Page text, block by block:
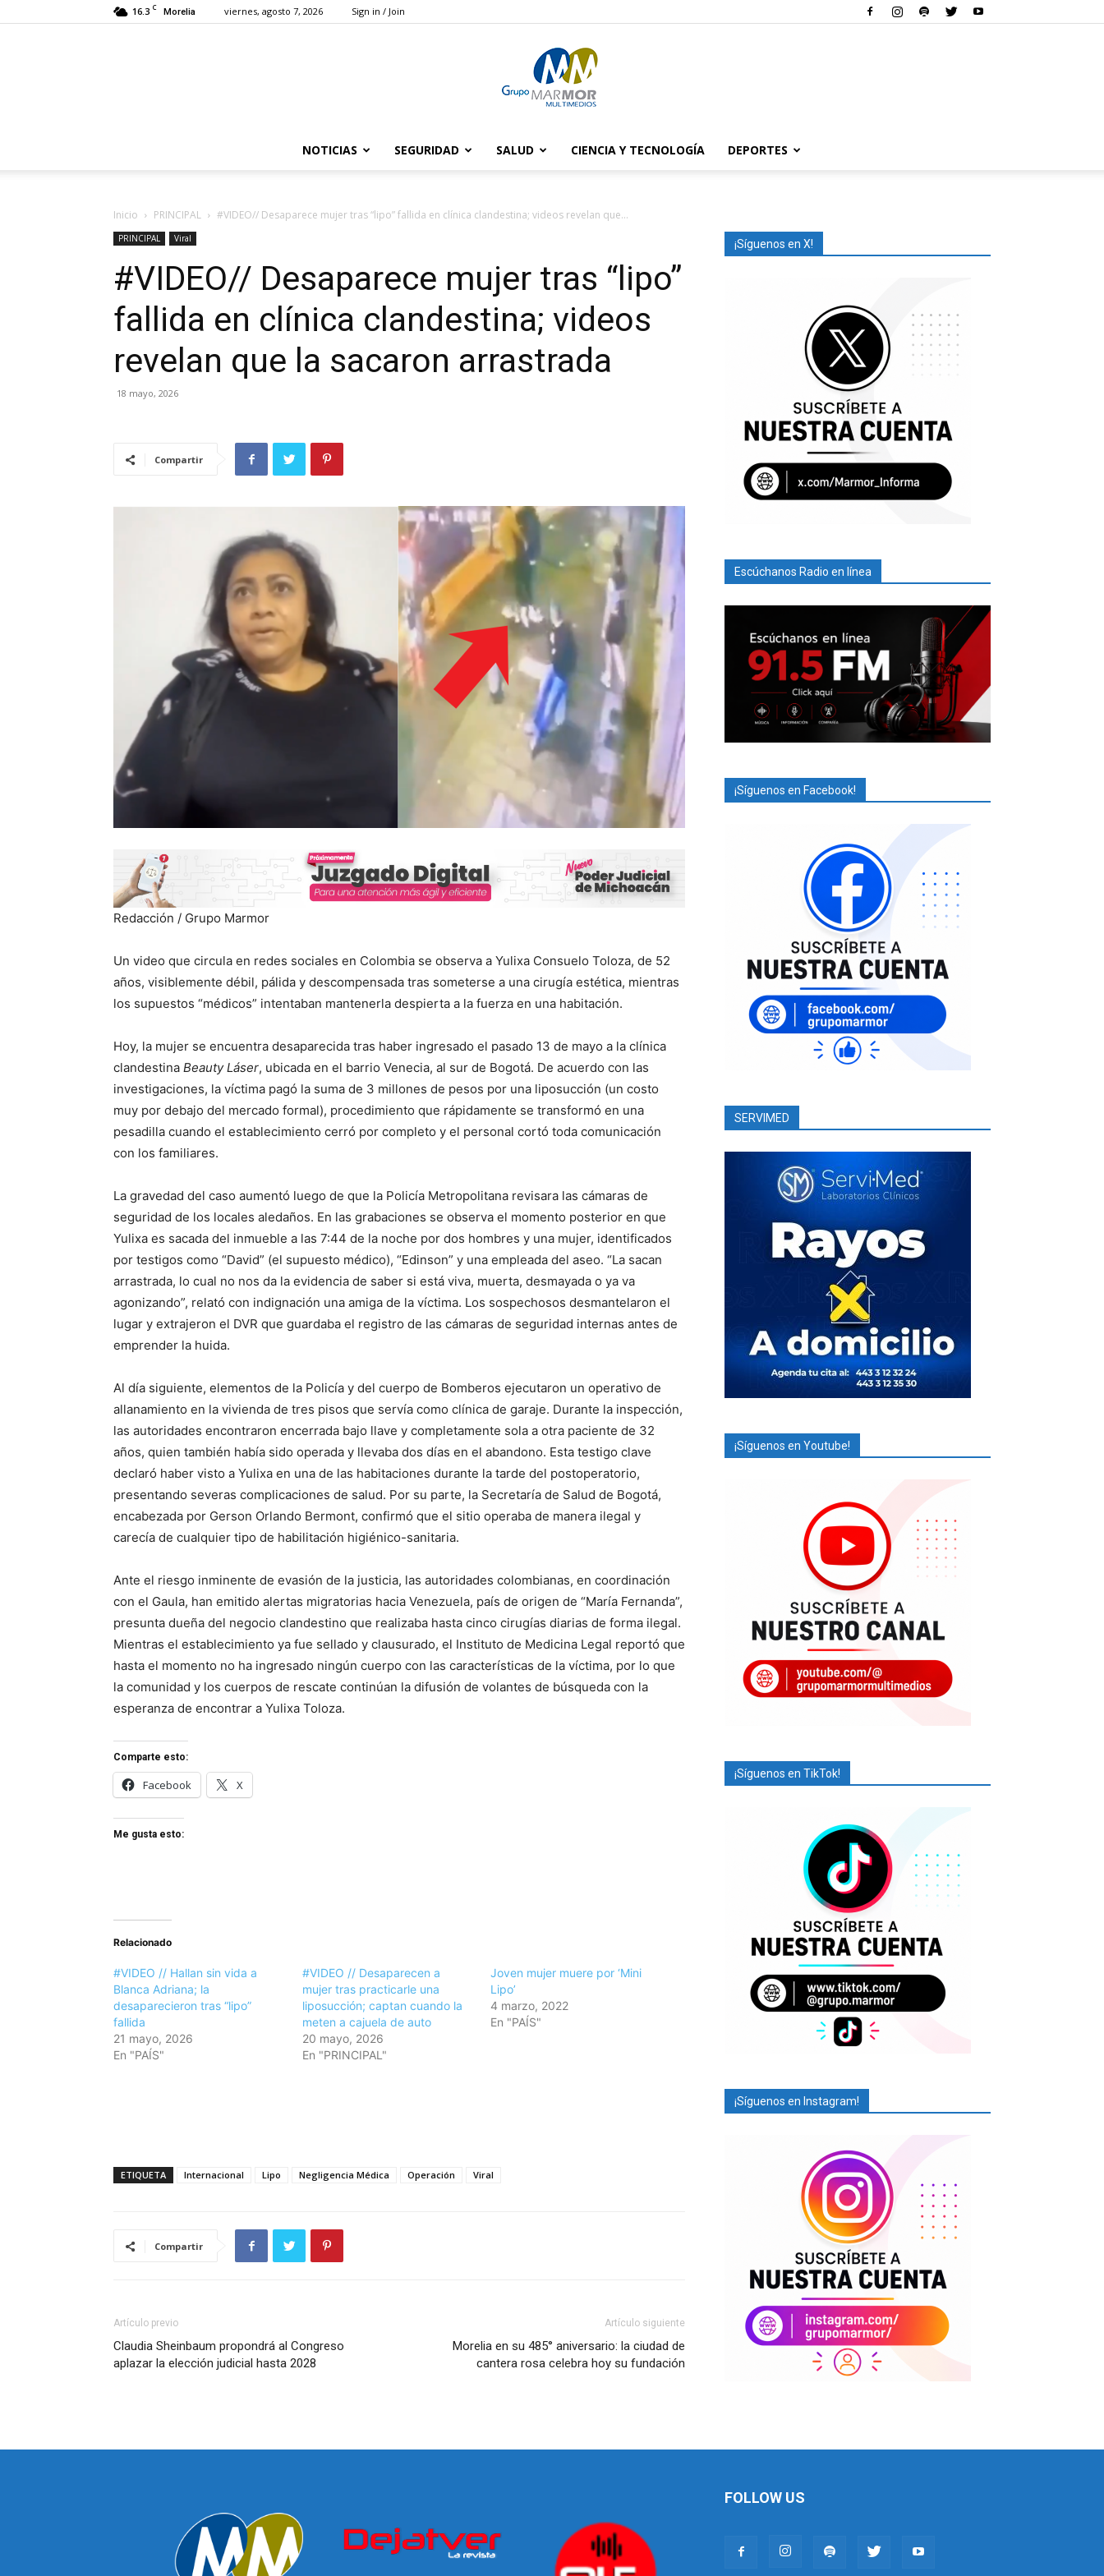
16.3 C Morelia viernes, agosto 7, 2026 Sign in / Join
Marmor
NOTICIAS SEGURIDAD SALUD CIENCIA Y TECNOLOGÍA DEPORTES
Inicio PRINCIPAL #VIDEO// Desaparece mujer tras “lipo” fallida en clínica clandestina; videos revelan que...
PRINCIPAL Viral
#VIDEO// Desaparece mujer tras “lipo”
fallida en clínica clandestina; videos
revelan que la sacaron arrastrada
18 mayo, 2026
Compartir
Redacción / Grupo Marmor
Un video que circula en redes sociales en Colombia se observa a Yulixa Consuelo Toloza, de 52
años, visiblemente débil, pálida y descompensada tras someterse a una cirugía estética, mientras
los supuestos “médicos” intentaban mantenerla despierta a la fuerza en una habitación.
Hoy, la mujer se encuentra desaparecida tras haber ingresado el pasado 13 de mayo a la clínica
clandestina Beauty Láser, ubicada en el barrio Venecia, al sur de Bogotá. De acuerdo con las
investigaciones, la víctima pagó la suma de 3 millones de pesos por una liposucción (un costo
muy por debajo del mercado formal), procedimiento que rápidamente se transformó en una
pesadilla cuando el establecimiento cerró por completo y el personal cortó toda comunicación
con los familiares.
La gravedad del caso aumentó luego de que la Policía Metropolitana revisara las cámaras de
seguridad de los locales aledaños. En las grabaciones se observa el momento posterior en que
Yulixa es sacada del inmueble a las 7:44 de la noche por dos hombres y una mujer, identificados
por testigos como “David” (el supuesto médico), “Edinson” y una empleada del aseo. “La sacan
arrastrada, lo cual no nos da la evidencia de saber si está viva, muerta, desmayada o ya va
agonizando”, relató con indignación una amiga de la víctima. Los sospechosos desmantelaron el
lugar y extrajeron el DVR que guardaba el registro de las cámaras de seguridad internas antes de
emprender la huida.
Al día siguiente, elementos de la Policía y del cuerpo de Bomberos ejecutaron un operativo de
allanamiento en la vivienda de tres pisos que servía como clínica de garaje. Durante la inspección,
las autoridades encontraron encerrada bajo llave y completamente sola a otra paciente de 32
años, quien también había sido operada y llevaba dos días en el abandono. Esta testigo clave
declaró haber visto a Yulixa en una de las habitaciones durante la tarde del postoperatorio,
presentando severas complicaciones de salud. Por su parte, la Secretaría de Salud de Bogotá,
encabezada por Gerson Orlando Bermont, confirmó que el sitio operaba de manera ilegal y
carecía de cualquier tipo de habilitación higiénico-sanitaria.
Ante el riesgo inminente de evasión de la justicia, las autoridades colombianas, en coordinación
con el Gaula, han emitido alertas migratorias hacia Venezuela, país de origen de “María Fernanda”,
presunta dueña del negocio clandestino que realizaba hasta cinco cirugías diarias de forma ilegal.
Mientras el establecimiento ya fue sellado y clausurado, el Instituto de Medicina Legal reportó que
hasta el momento no ha ingresado ningún cuerpo con las características de la víctima, por lo que
la comunidad y los cuerpos de rescate continúan la difusión de volantes de búsqueda con la
esperanza de encontrar a Yulixa Toloza.
Comparte esto:
Facebook X
Me gusta esto:
Relacionado
#VIDEO // Hallan sin vida a
Blanca Adriana; la
desaparecieron tras “lipo”
fallida
21 mayo, 2026
En "PAÍS"
#VIDEO // Desaparecen a
mujer tras practicarle una
liposucción; captan cuando la
meten a cajuela de auto
20 mayo, 2026
En "PRINCIPAL"
Joven mujer muere por ‘Mini
Lipo’
4 marzo, 2022
En "PAÍS"
ETIQUETA Internacional Lipo Negligencia Médica Operación Viral
Compartir
Artículo previo
Claudia Sheinbaum propondrá al Congreso
aplazar la elección judicial hasta 2028
Artículo siguiente
Morelia en su 485° aniversario: la ciudad de
cantera rosa celebra hoy su fundación
¡Síguenos en X!
Escúchanos Radio en línea
¡Síguenos en Facebook!
SERVIMED
¡Síguenos en Youtube!
¡Síguenos en TikTok!
¡Síguenos en Instagram!
FOLLOW US